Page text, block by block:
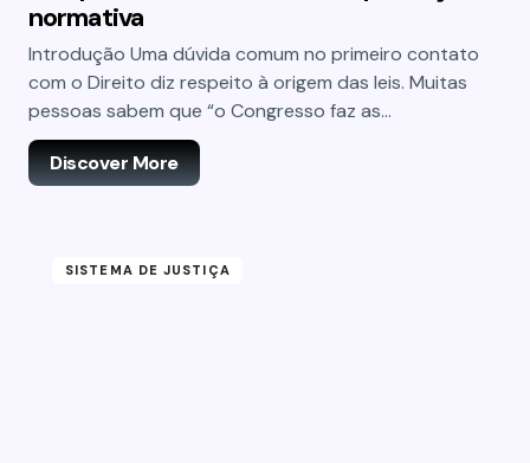
normativa
Introdução Uma dúvida comum no primeiro contato
com o Direito diz respeito à origem das leis. Muitas
pessoas sabem que “o Congresso faz as…
Discover More
SISTEMA DE JUSTIÇA